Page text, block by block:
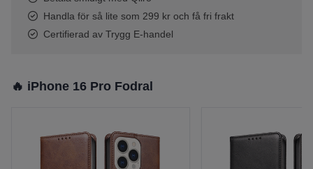
Handla för så lite som 299 kr och få fri frakt
Certifierad av Trygg E-handel
🔥 iPhone 16 Pro Fodral